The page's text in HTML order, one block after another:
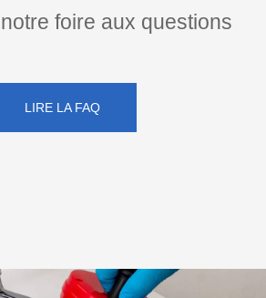
foire aux questions
LIRE LA FAQ